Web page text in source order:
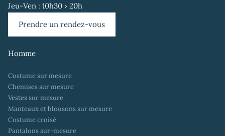
Jeu-Ven : 10h30 › 20h
Prendre un rendez-vous
Homme
Costume sur mesure
Chemises sur mesure
Vestes sur mesure
Manteaux et blousons sur mesure
Costume croisé
Pantalons sur-mesure